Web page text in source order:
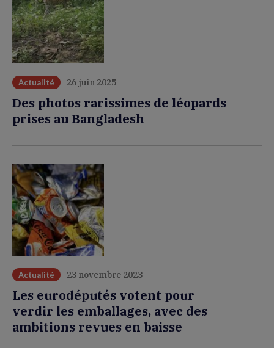
Actualité 26 juin 2025
Des photos rarissimes de léopards
prises au Bangladesh
Actualité 23 novembre 2023
Les eurodéputés votent pour
verdir les emballages, avec des
ambitions revues en baisse